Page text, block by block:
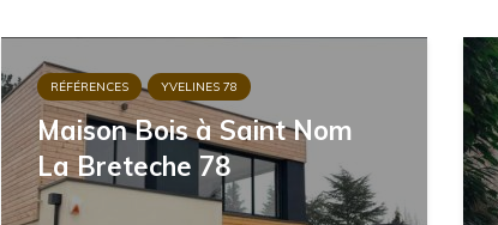
RÉFÉRENCES YVELINES 78
Maison Bois à Saint Nom
La Breteche 78